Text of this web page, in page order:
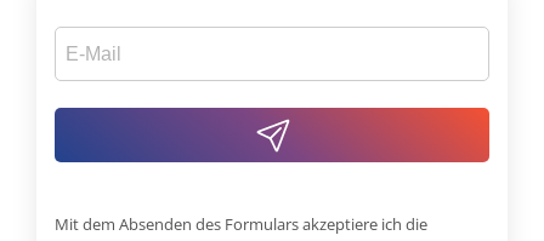
Mit dem Absenden des Formulars akzeptiere ich die